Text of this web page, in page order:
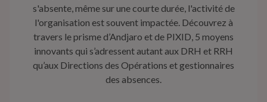
s'absente, même sur une courte durée, l'activité de
l'organisation est souvent impactée. Découvrez à
travers le prisme d’Andjaro et de PIXID, 5 moyens
innovants qui s’adressent autant aux DRH et RRH
qu’aux Directions des Opérations et gestionnaires
des absences.